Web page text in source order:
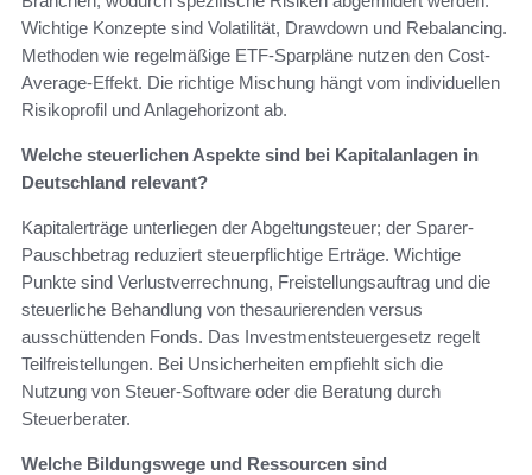
Wichtige Konzepte sind Volatilität, Drawdown und Rebalancing.
Methoden wie regelmäßige ETF-Sparpläne nutzen den Cost-
Average-Effekt. Die richtige Mischung hängt vom individuellen
Risikoprofil und Anlagehorizont ab.
Welche steuerlichen Aspekte sind bei Kapitalanlagen in
Deutschland relevant?
Kapitalerträge unterliegen der Abgeltungsteuer; der Sparer-
Pauschbetrag reduziert steuerpflichtige Erträge. Wichtige
Punkte sind Verlustverrechnung, Freistellungsauftrag und die
steuerliche Behandlung von thesaurierenden versus
ausschüttenden Fonds. Das Investmentsteuergesetz regelt
Teilfreistellungen. Bei Unsicherheiten empfiehlt sich die
Nutzung von Steuer-Software oder die Beratung durch
Steuerberater.
Welche Bildungswege und Ressourcen sind